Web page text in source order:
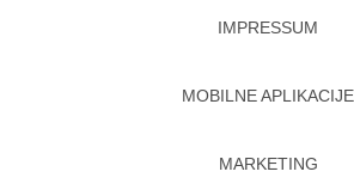
IMPRESSUM
MOBILNE APLIKACIJE
MARKETING